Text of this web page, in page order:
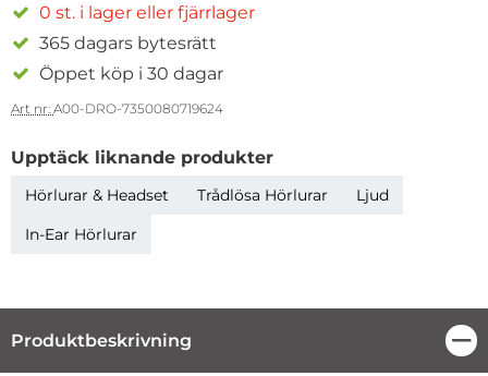
0 st. i lager eller fjärrlager
365 dagars bytesrätt
Öppet köp i 30 dagar
Art nr: A00-DRO-7350080719624
Upptäck liknande produkter
Hörlurar & Headset Trådlösa Hörlurar
Ljud
In-Ear Hörlurar
Produktbeskrivning